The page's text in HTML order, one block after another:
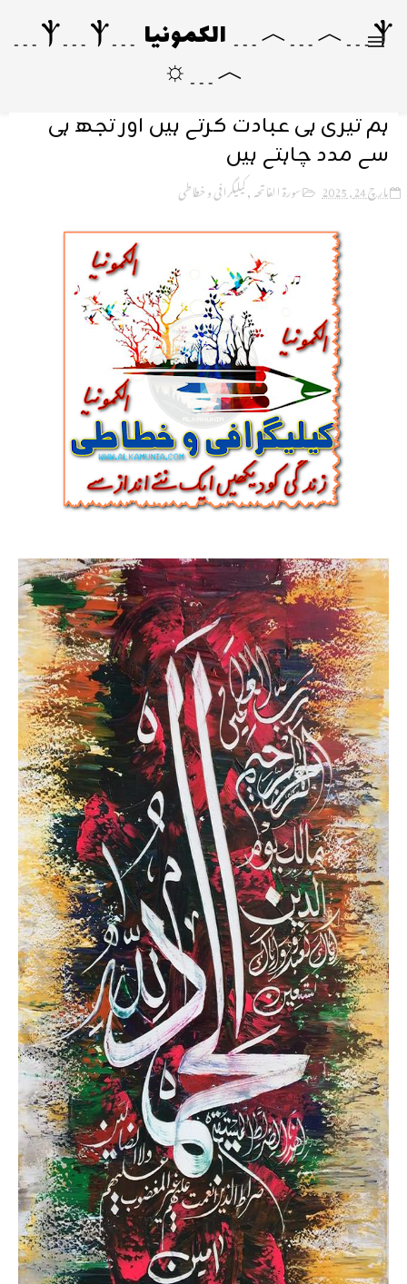
Ⲯ﹍︿﹍︿﹍ الکمونیا ﹍Ⲯ﹍Ⲯ﹍
︿﹍☼
ہم تیری ہی عبادت کرتے ہیں اور تجھ ہی
سے مدد چاہتے ہیں
مارچ 24, 2025 سورۃ الفاتحہ,کیلیگرافی و خطاطی